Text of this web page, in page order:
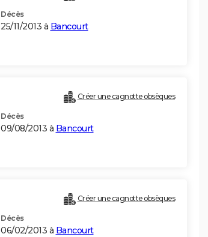
Décès
25/11/2013 à Bancourt
Créer une cagnotte obsèques
Décès
09/08/2013 à Bancourt
Créer une cagnotte obsèques
Décès
06/02/2013 à Bancourt